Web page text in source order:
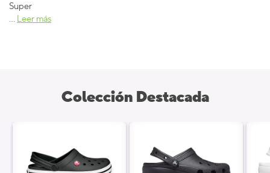
Super
... Leer más
Colección Destacada